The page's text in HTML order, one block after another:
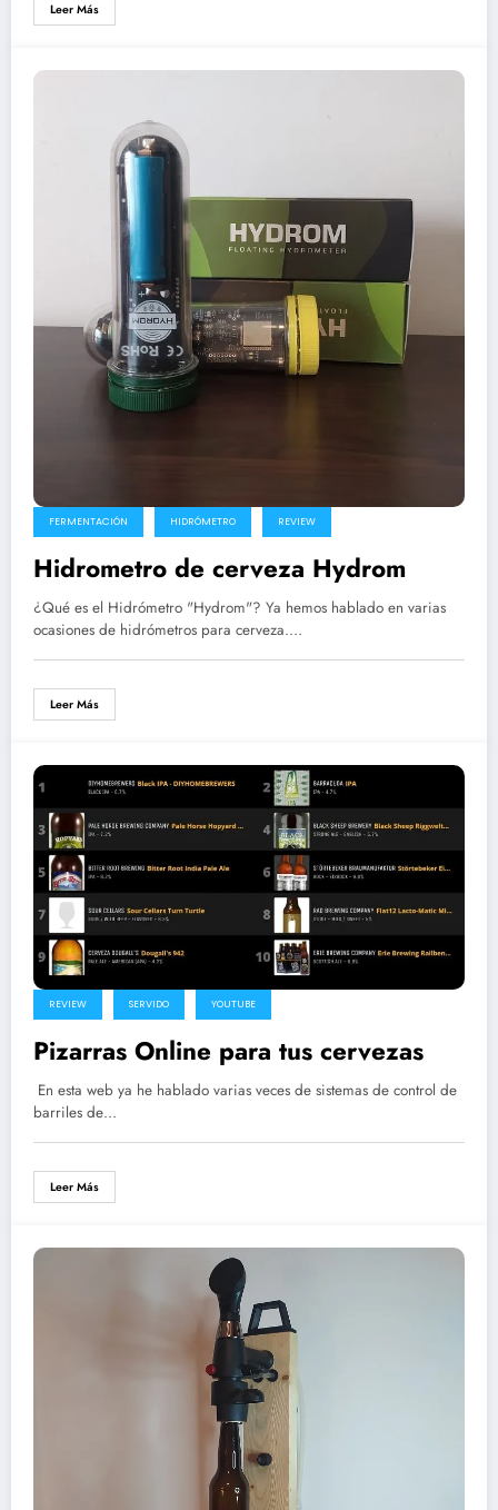
Leer Más
FERMENTACIÓN HIDRÓMETRO REVIEW
Hidrometro de cerveza Hydrom
¿Qué es el Hidrómetro "Hydrom"? Ya hemos hablado en varias
ocasiones de hidrómetros para cerveza.…
Leer Más
REVIEW SERVIDO YOUTUBE
Pizarras Online para tus cervezas
En esta web ya he hablado varias veces de sistemas de control de
barriles de…
Leer Más